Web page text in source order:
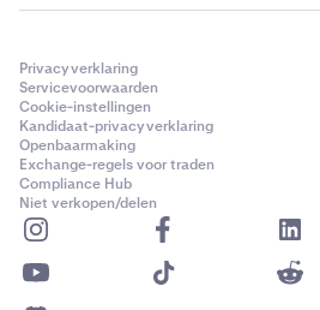
Privacyverklaring
Servicevoorwaarden
Cookie-instellingen
Kandidaat-privacyverklaring
Openbaarmaking
Exchange-regels voor traden
Compliance Hub
Niet verkopen/delen